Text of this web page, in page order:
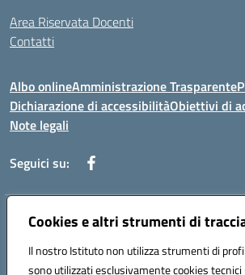
Cookies e altri strumenti di
Il nostro Istituto non utilizza strumenti di
sono utilizzati esclusivamente cookies
Area Riservata Docenti
Contatti
Albo onlineAmministrazione Trasparente
Dichiarazione di accessibilitàObiettivi di
Note legali
Seguici su:
Indirizzo:Via Rimembranza,33 – 81020 Casapulla
Posta elettronica certificata (PEC):